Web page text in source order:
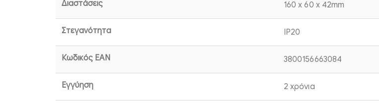
Διαστάσεις 160 x 60 x 42mm
Στεγανότητα IP20
Κωδικός EAN 3800156663084
Εγγύηση 2 χρόνια